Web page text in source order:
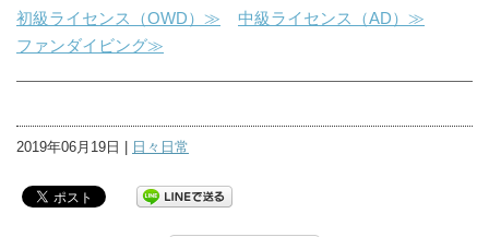
初級ライセンス（OWD）≫
中級ライセンス（AD）≫
ファンダイビング≫
2019年06月19日 | 日々日常